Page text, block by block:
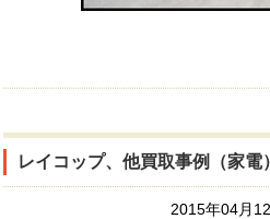
レイコップ、他買取事例（家電）
2015年04月